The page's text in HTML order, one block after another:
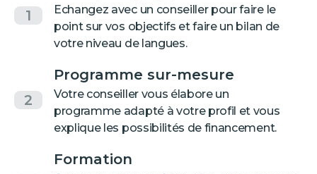
1
Echangez avec un conseiller pour faire le
point sur vos objectifs et faire un bilan de
votre niveau de langues.
2
Programme sur-mesure
Votre conseiller vous élabore un
programme adapté à votre profil et vous
explique les possibilités de financement.
Formation